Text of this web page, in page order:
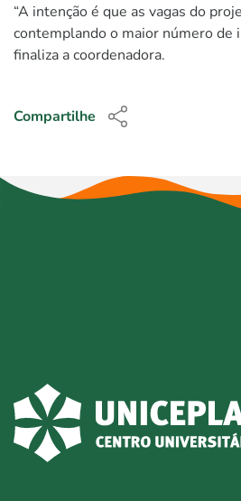
“A intenção é que as vagas do
contemplando o maior número de
finaliza a coordenadora.
Compartilhe